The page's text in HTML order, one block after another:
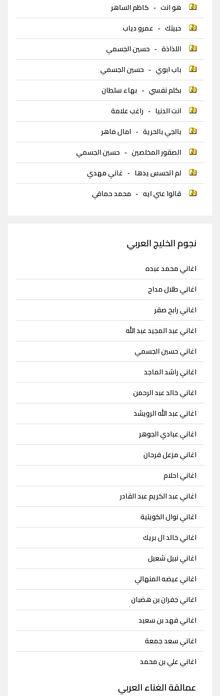
هو انت - كاظم الساهر
حبيتك - عمرو دياب
اللذاذة - حسين الجسمي
باب ابوي - حسين الجسمي
بكلم نفسي - بهاء سلطان
انت الدنيا - راغب علامة
بالجي بالحرية - امال ماهر
الصقور المخلصين - حسين الجسمي
لم اتحسس يدها - غاني مهدي
قالوا عني ايه - محمد حماقي
نجوم الخليج العربي
اغاني محمد عبده
اغاني طلال مداح
اغاني رابح صقر
اغاني عبد المجيد عبد الله
اغاني حسين الجسمي
اغاني راشد الماجد
اغاني خالد عبد الرحمن
اغاني عبد الله الرويشد
اغاني عبادي الجوهر
اغاني مزعل فرحان
اغاني احلام
اغاني عبد الكريم عبد القادر
اغاني نوال الكويتية
اغاني خالد ال بريك
اغاني نبيل شعيل
اغاني عيضه المنهالي
اغاني جفران بن هضبان
اغاني فهد بن سعيد
اغاني سعد جمعة
اغاني علي بن محمد
عمالقة الغناء العربي